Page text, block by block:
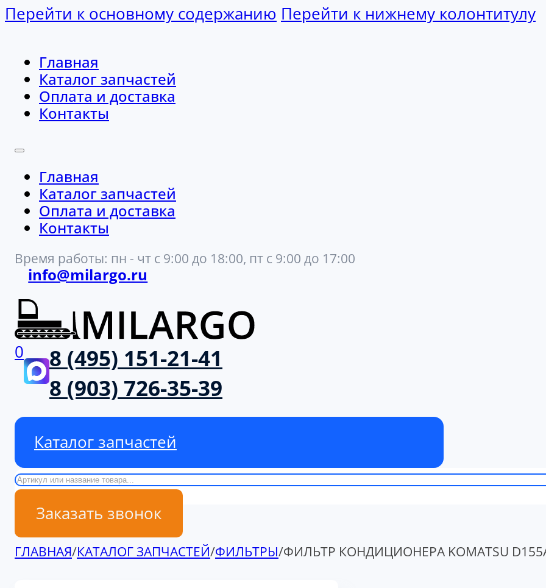
Перейти к основному содержанию Перейти к нижнему колонтитулу
Главная
Каталог запчастей
Оплата и доставка
Контакты
Главная
Каталог запчастей
Оплата и доставка
Контакты
Время работы: пн - чт с 9:00 до 18:00, пт с 9:00 до 17:00
info@milargo.ru
0
8 (495) 151-21-41
8 (903) 726-35-39
Каталог запчастей
Поиск
Заказать звонок
ГЛАВНАЯ/КАТАЛОГ ЗАПЧАСТЕЙ/ФИЛЬТРЫ/ФИЛЬТР КОНДИЦИОНЕРА KOMATSU